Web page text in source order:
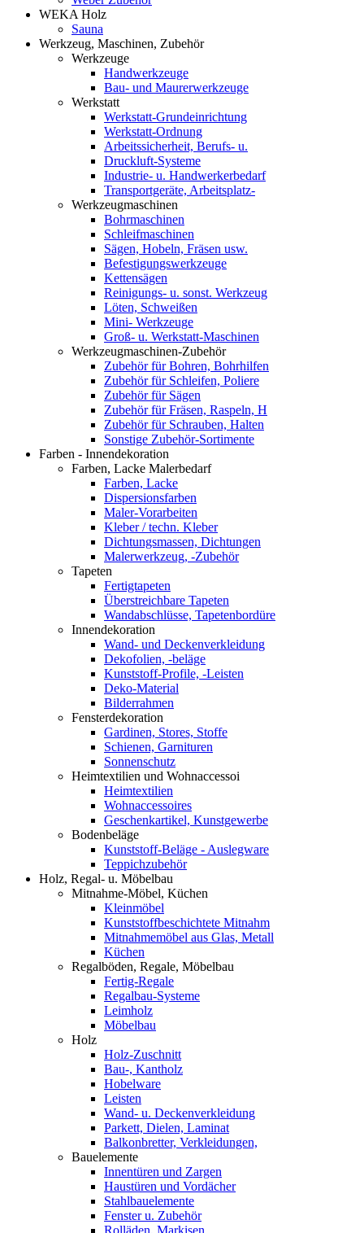
WEKA Holz
Sauna
Werkzeug, Maschinen, Zubehör
Werkzeuge
Handwerkzeuge
Bau- und Maurerwerkzeuge
Werkstatt
Werkstatt-Grundeinrichtung
Werkstatt-Ordnung
Arbeitssicherheit, Berufs- u.
Druckluft-Systeme
Industrie- u. Handwerkerbedarf
Transportgeräte, Arbeitsplatz-
Werkzeugmaschinen
Bohrmaschinen
Schleifmaschinen
Sägen, Hobeln, Fräsen usw.
Befestigungswerkzeuge
Kettensägen
Reinigungs- u. sonst. Werkzeug
Löten, Schweißen
Mini- Werkzeuge
Groß- u. Werkstatt-Maschinen
Werkzeugmaschinen-Zubehör
Zubehör für Bohren, Bohrhilfen
Zubehör für Schleifen, Poliere
Zubehör für Sägen
Zubehör für Fräsen, Raspeln, H
Zubehör für Schrauben, Halten
Sonstige Zubehör-Sortimente
Farben - Innendekoration
Farben, Lacke Malerbedarf
Farben, Lacke
Dispersionsfarben
Maler-Vorarbeiten
Kleber / techn. Kleber
Dichtungsmassen, Dichtungen
Malerwerkzeug, -Zubehör
Tapeten
Fertigtapeten
Überstreichbare Tapeten
Wandabschlüsse, Tapetenbordüre
Innendekoration
Wand- und Deckenverkleidung
Dekofolien, -beläge
Kunststoff-Profile, -Leisten
Deko-Material
Bilderrahmen
Fensterdekoration
Gardinen, Stores, Stoffe
Schienen, Garnituren
Sonnenschutz
Heimtextilien und Wohnaccessoi
Heimtextilien
Wohnaccessoires
Geschenkartikel, Kunstgewerbe
Bodenbeläge
Kunststoff-Beläge - Auslegware
Teppichzubehör
Holz, Regal- u. Möbelbau
Mitnahme-Möbel, Küchen
Kleinmöbel
Kunststoffbeschichtete Mitnahm
Mitnahmemöbel aus Glas, Metall
Küchen
Regalböden, Regale, Möbelbau
Fertig-Regale
Regalbau-Systeme
Leimholz
Möbelbau
Holz
Holz-Zuschnitt
Bau-, Kantholz
Hobelware
Leisten
Wand- u. Deckenverkleidung
Parkett, Dielen, Laminat
Balkonbretter, Verkleidungen,
Bauelemente
Innentüren und Zargen
Haustüren und Vordächer
Stahlbauelemente
Fenster u. Zubehör
Rolläden, Markisen